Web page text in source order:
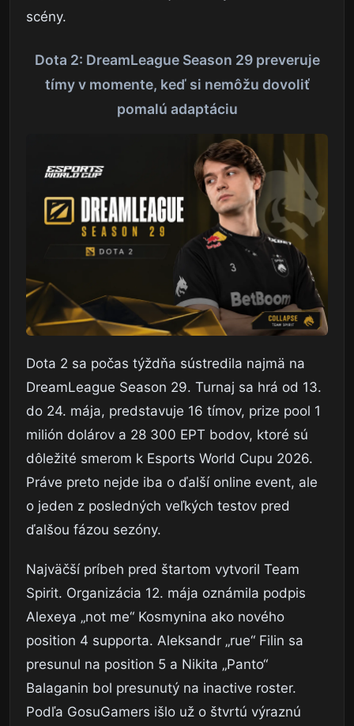
scény.
Dota 2: DreamLeague Season 29 preveruje
tímy v momente, keď si nemôžu dovoliť
pomalú adaptáciu
Dota 2 sa počas týždňa sústredila najmä na
DreamLeague Season 29. Turnaj sa hrá od 13.
do 24. mája, predstavuje 16 tímov, prize pool 1
milión dolárov a 28 300 EPT bodov, ktoré sú
dôležité smerom k Esports World Cupu 2026.
Práve preto nejde iba o ďalší online event, ale
o jeden z posledných veľkých testov pred
ďalšou fázou sezóny.
Najväčší príbeh pred štartom vytvoril Team
Spirit. Organizácia 12. mája oznámila podpis
Alexeya „not me“ Kosmynina ako nového
position 4 supporta. Aleksandr „rue“ Filin sa
presunul na position 5 a Nikita „Panto“
Balaganin bol presunutý na inactive roster.
Podľa GosuGamers išlo už o štvrtú výraznú